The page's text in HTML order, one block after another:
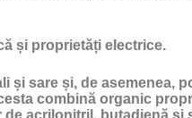
și proprietăți electrice.
și sare și, de asemenea,
combină organic
acrilonitril, butadienă și